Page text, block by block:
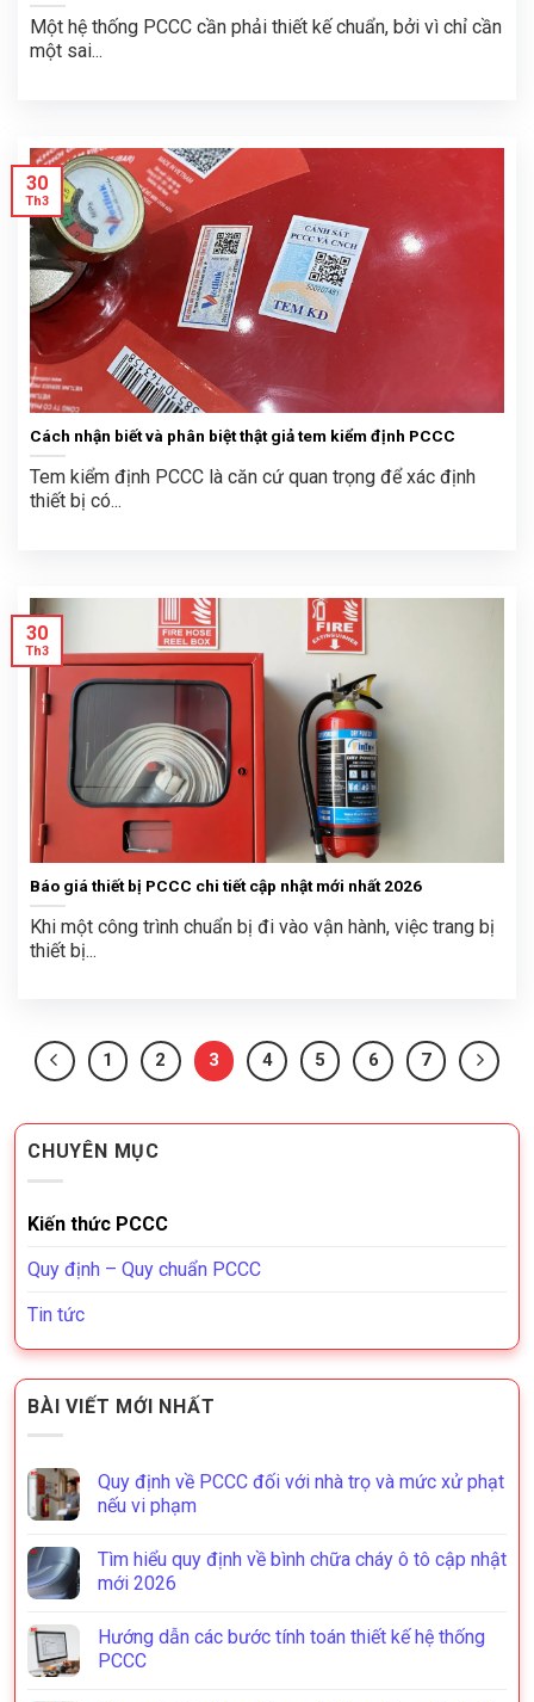
Một hệ thống PCCC cần phải thiết kế chuẩn, bởi vì chỉ cần
một sai...
Cách nhận biết và phân biệt thật giả tem kiểm định PCCC
Tem kiểm định PCCC là căn cứ quan trọng để xác định
thiết bị có...
30
Th3
Báo giá thiết bị PCCC chi tiết cập nhật mới nhất 2026
Khi một công trình chuẩn bị đi vào vận hành, việc trang bị
thiết bị...
30
Th3
1 2 3 4 5 6 7
CHUYÊN MỤC
Kiến thức PCCC
Quy định – Quy chuẩn PCCC
Tin tức
BÀI VIẾT MỚI NHẤT
Quy định về PCCC đối với nhà trọ và mức xử phạt
nếu vi phạm
Tìm hiểu quy định về bình chữa cháy ô tô cập nhật
mới 2026
Hướng dẫn các bước tính toán thiết kế hệ thống
PCCC